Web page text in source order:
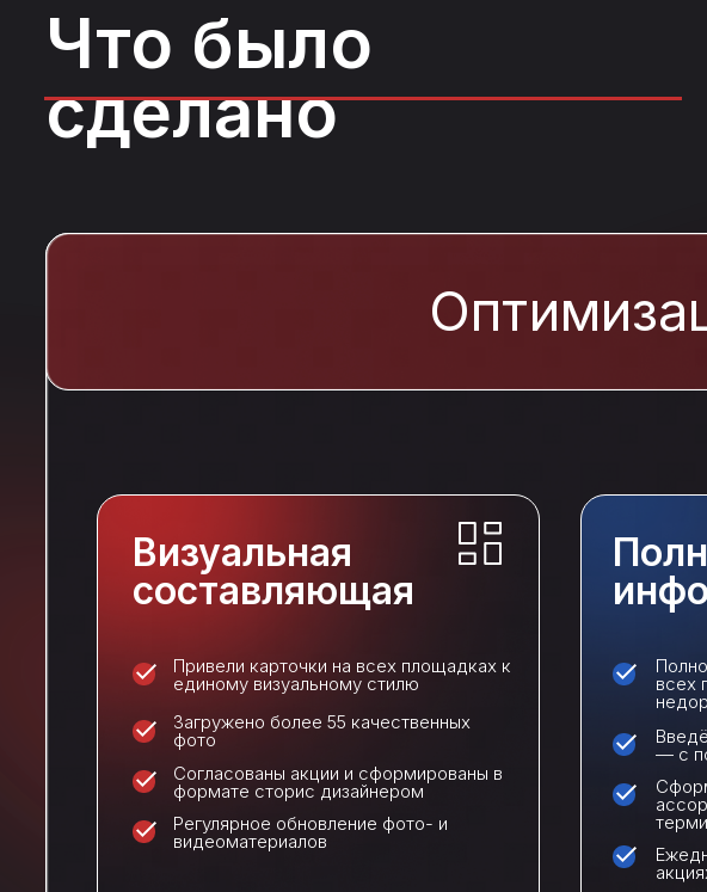
Что было
сделано
Привели карточки на всех площадках к
единому визуальному стилю
Регулярное обновление фото- и
видеоматериалов
Согласованы акции и сформированы в
формате сторис дизайнером
Загружено более 55 качественных
фото
Визуальная
составляющая
всех
— с